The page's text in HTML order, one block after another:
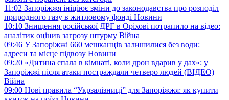
11:02 Запоріжжя ініціює зміни до законодавства про розподіл
природного газу в житловому фонді Новини
10:10 Знищення російської ДРГ в Оріхові потрапило на відео:
аналітик оцінив загрозу штурму Війна
09:46 У Запоріжжі 660 мешканців залишилися без води:
адреси та місце підвозу Новини
09:20 «Дитина спала в кімнаті, коли дрон вдарив у дах»: у
Запоріжжі після атаки постраждали четверо людей (ВІДЕО)
Війна
09:00 Нові правила “Укрзалізниці” для Запоріжжя: як купити